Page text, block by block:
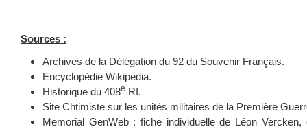
Sources :
Archives de la Délégation du 92 du Souvenir Français.
Encyclopédie Wikipedia.
Historique du 408e RI.
Site Chtimiste sur les unités militaires de la Première
Memorial GenWeb : fiche individuelle de Léon Vercken,